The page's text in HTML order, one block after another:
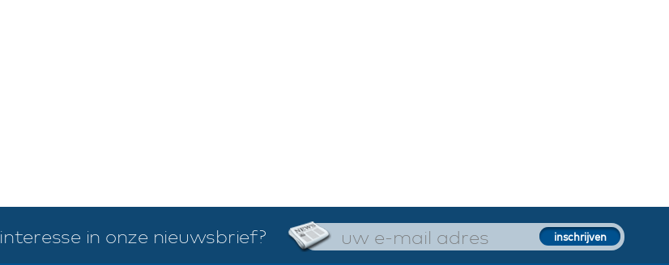
interesse in onze nieuwsbrief?